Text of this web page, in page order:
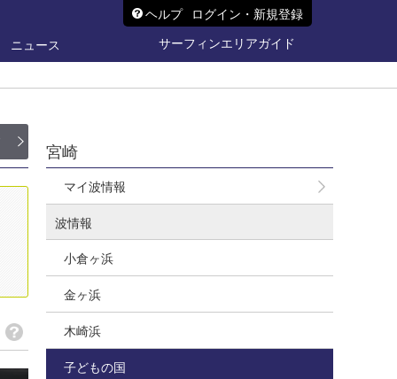
ヘルプ ログイン・新規登録
ニュース
サーフィンエリアガイド
宮崎
マイ波情報
波情報
小倉ヶ浜
金ヶ浜
木崎浜
子どもの国